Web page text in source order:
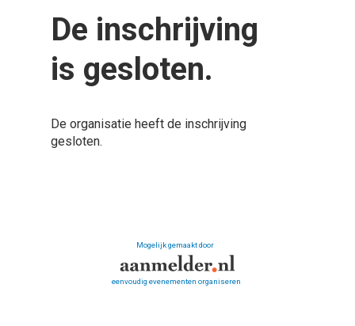
De inschrijving
is gesloten.
De organisatie heeft de inschrijving
gesloten.
Mogelijk gemaakt door
eenvoudig evenementen organiseren